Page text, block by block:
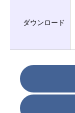
ダウンロード